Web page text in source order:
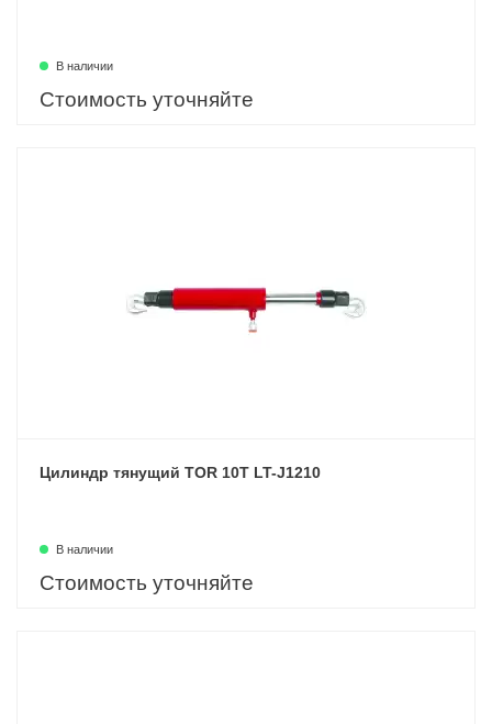
В наличии
Стоимость уточняйте
Цилиндр тянущий TOR 10T LT-J1210
В наличии
Стоимость уточняйте